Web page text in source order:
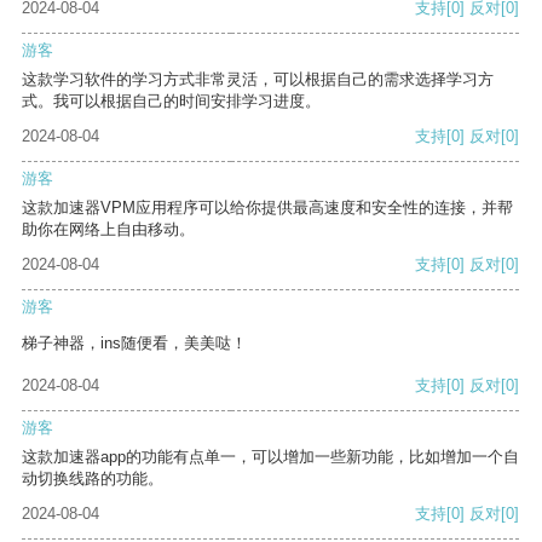
2024-08-04 支持[0] 反对[0]
游客
这款学习软件的学习方式非常灵活，可以根据自己的需求选择学习方
式。我可以根据自己的时间安排学习进度。
2024-08-04
支持[0] 反对[0]
游客
这款加速器VPM应用程序可以给你提供最高速度和安全性的连接，并帮
助你在网络上自由移动。
2024-08-04
支持[0] 反对[0]
游客
梯子神器，ins随便看，美美哒！
2024-08-04 支持[0] 反对[0]
游客
这款加速器app的功能有点单一，可以增加一些新功能，比如增加一个自
动切换线路的功能。
2024-08-04
支持[0] 反对[0]